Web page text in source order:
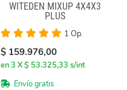
WITEDEN MIXUP 4X4X3
PLUS
1 Op.
$ 159.976,00
en 3 X $ 53.325,33 s/int
Envío gratis